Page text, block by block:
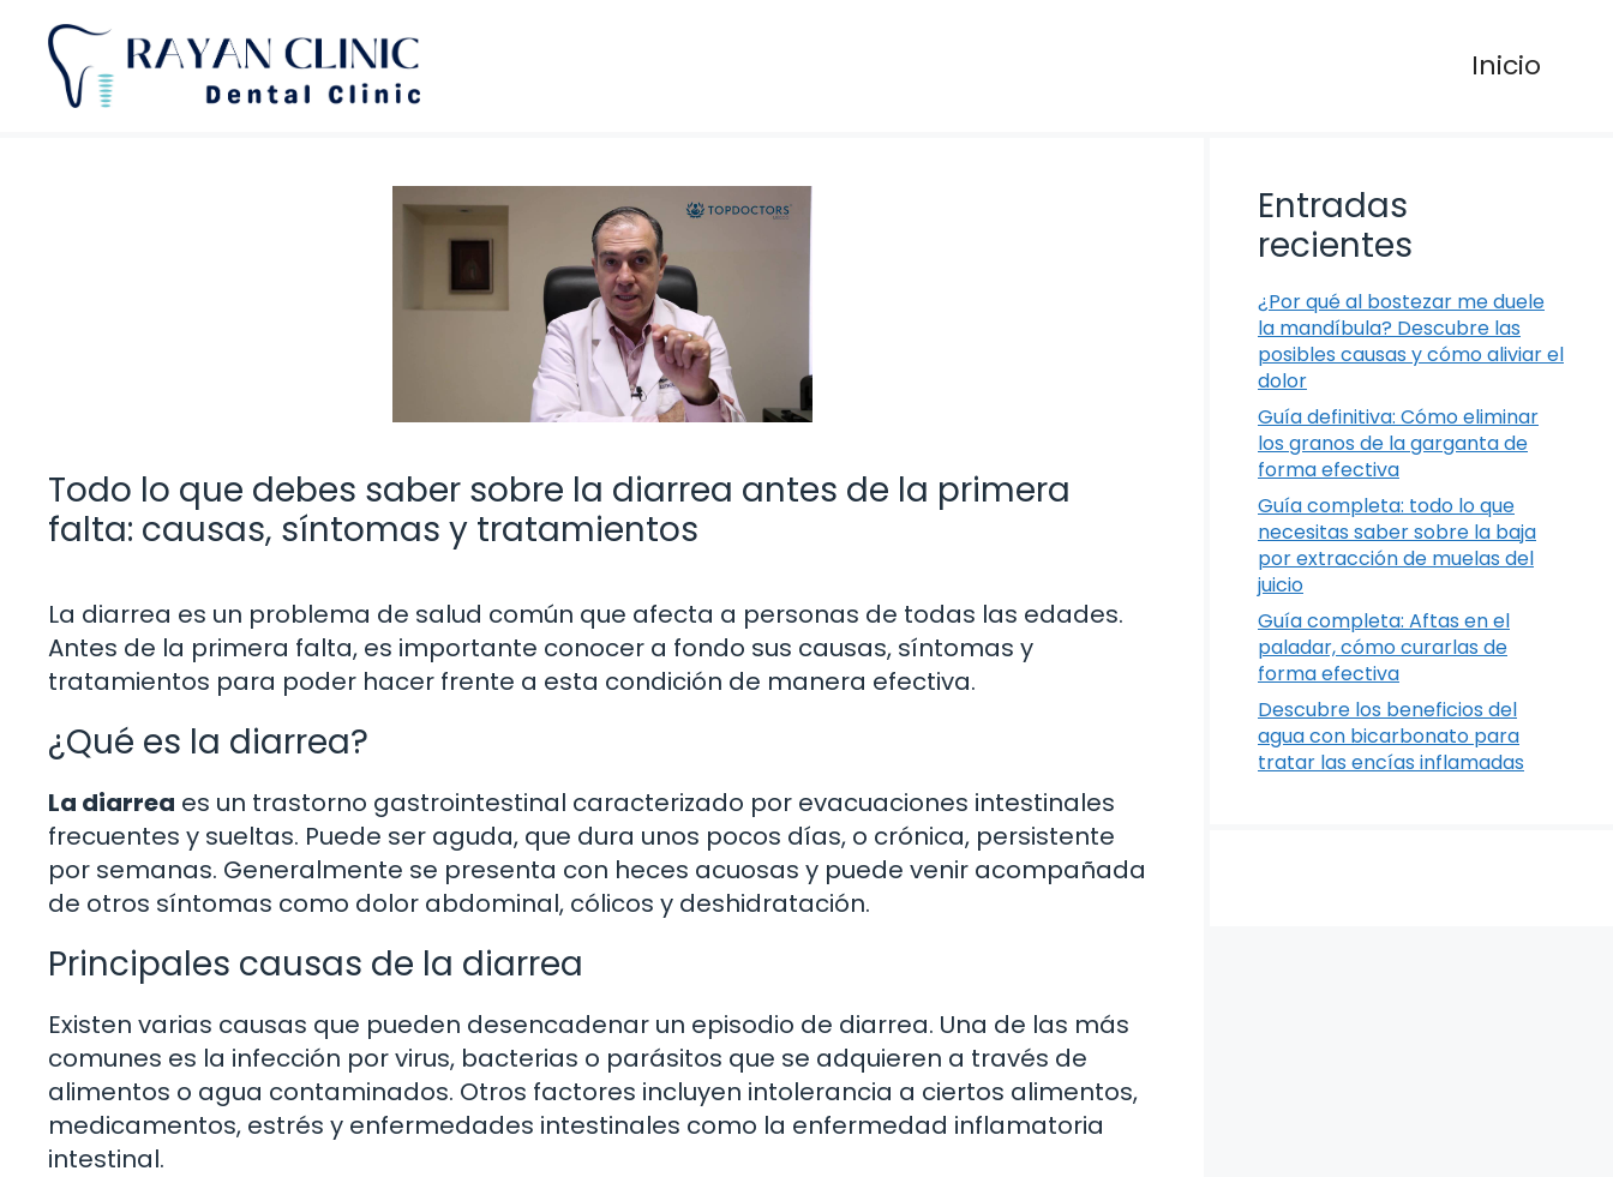
Saltar
contenido
Inicio
Todo lo que debes saber sobre la diarrea antes de la primera
falta: causas, síntomas y tratamientos
La diarrea es un problema de salud común que afecta a personas de todas las edades.
Antes de la primera falta, es importante conocer a fondo sus causas, síntomas y
tratamientos para poder hacer frente a esta condición de manera efectiva.
¿Qué es la diarrea?
La diarrea es un trastorno gastrointestinal caracterizado por evacuaciones intestinales
frecuentes y sueltas. Puede ser aguda, que dura unos pocos días, o crónica, persistente
por semanas. Generalmente se presenta con heces acuosas y puede venir acompañada
de otros síntomas como dolor abdominal, cólicos y deshidratación.
Principales causas de la diarrea
Existen varias causas que pueden desencadenar un episodio de diarrea. Una de las más
comunes es la infección por virus, bacterias o parásitos que se adquieren a través de
alimentos o agua contaminados. Otros factores incluyen intolerancia a ciertos alimentos,
medicamentos, estrés y enfermedades intestinales como la enfermedad inflamatoria
intestinal.
Entradas
recientes
¿Por qué al bostezar me duele
la mandíbula? Descubre las
posibles causas y cómo aliviar el
dolor
Guía definitiva: Cómo eliminar
los granos de la garganta de
forma efectiva
Guía completa: todo lo que
necesitas saber sobre la baja
por extracción de muelas del
juicio
Guía completa: Aftas en el
paladar, cómo curarlas de
forma efectiva
Descubre los beneficios del
agua con bicarbonato para
tratar las encías inflamadas